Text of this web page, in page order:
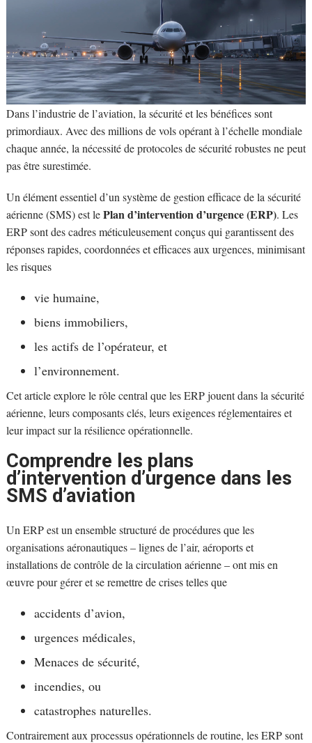
Dans l’industrie de l’aviation, la sécurité et les bénéfices sont
primordiaux. Avec des millions de vols opérant à l’échelle mondiale
chaque année, la nécessité de protocoles de sécurité robustes ne peut
pas être surestimée.
Un élément essentiel d’un système de gestion efficace de la sécurité
aérienne (SMS) est lePlan d’intervention d’urgence (ERP). Les
ERP sont des cadres méticuleusement conçus qui garantissent des
réponses rapides, coordonnées et efficaces aux urgences, minimisant
les risques
vie humaine,
biens immobiliers,
les actifs de l’opérateur, et
l’environnement.
Cet article explore le rôle central que les ERP jouent dans la sécurité
aérienne, leurs composants clés, leurs exigences réglementaires et
leur impact sur la résilience opérationnelle.
Comprendre les plans
d’intervention d’urgence dans les
SMS d’aviation
Un ERP est un ensemble structuré de procédures que les
organisations aéronautiques – lignes de l’air, aéroports et
installations de contrôle de la circulation aérienne – ont mis en
œuvre pour gérer et se remettre de crises telles que
accidents d’avion,
urgences médicales,
Menaces de sécurité,
incendies, ou
catastrophes naturelles.
Contrairement aux processus opérationnels de routine, les ERP sont